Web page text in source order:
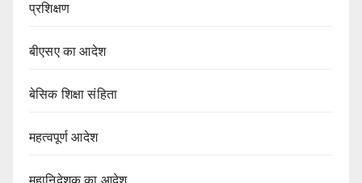
प्रशिक्षण
बीएसए का आदेश
बेसिक शिक्षा संहिता
महत्वपूर्ण आदेश